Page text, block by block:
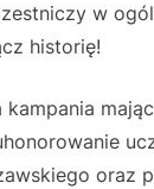
w
historię!
oraz